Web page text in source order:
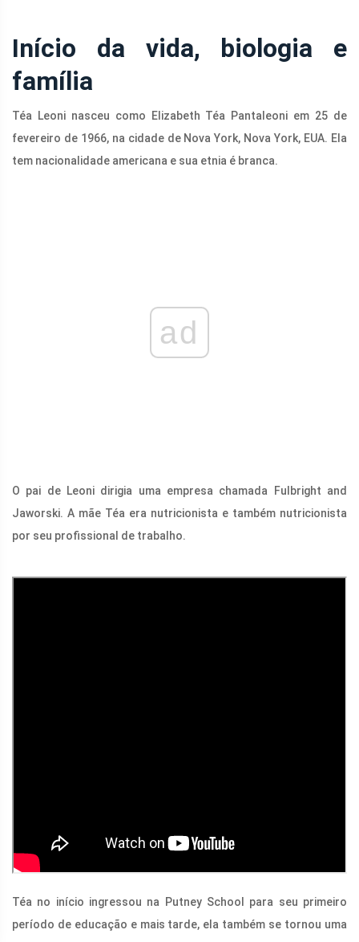
Início da vida, biologia e
família
Téa Leoni nasceu como Elizabeth Téa Pantaleoni em 25 de
fevereiro de 1966, na cidade de Nova York, Nova York, EUA. Ela
tem nacionalidade americana e sua etnia é branca.
ad
O pai de Leoni dirigia uma empresa chamada Fulbright and
Jaworski. A mãe Téa era nutricionista e também nutricionista
por seu profissional de trabalho.
Téa no início ingressou na Putney School para seu primeiro
período de educação e mais tarde, ela também se tornou uma